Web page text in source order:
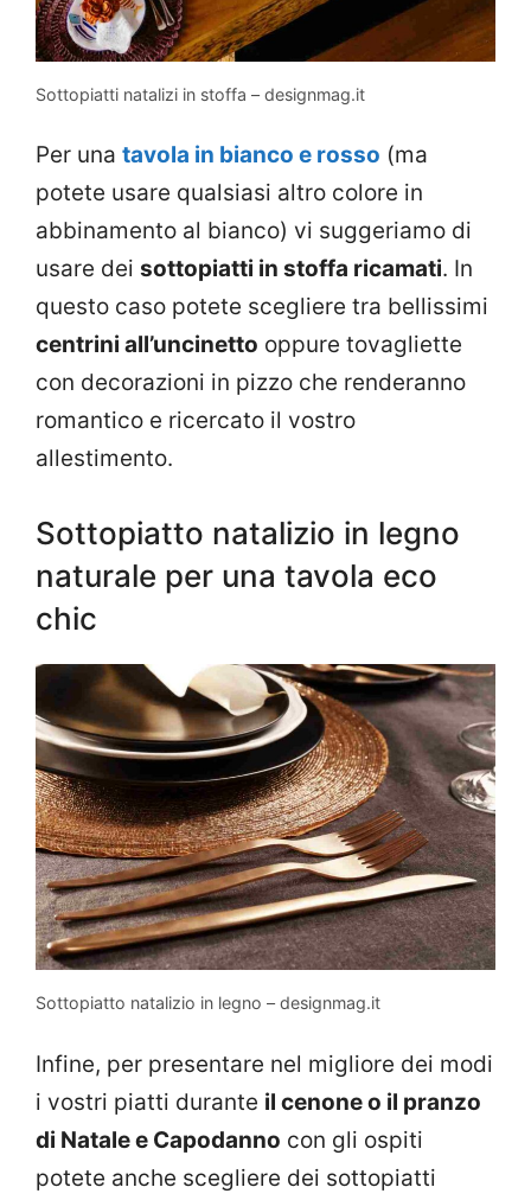
Sottopiatti natalizi in stoffa – designmag.it
Per una tavola in bianco e rosso (ma
potete usare qualsiasi altro colore in
abbinamento al bianco) vi suggeriamo di
usare dei sottopiatti in stoffa ricamati. In
questo caso potete scegliere tra bellissimi
centrini all’uncinetto oppure tovagliette
con decorazioni in pizzo che renderanno
romantico e ricercato il vostro
allestimento.
Sottopiatto natalizio in legno
naturale per una tavola eco
chic
Sottopiatto natalizio in legno – designmag.it
Infine, per presentare nel migliore dei modi
i vostri piatti durante il cenone o il pranzo
di Natale e Capodanno con gli ospiti
potete anche scegliere dei sottopiatti